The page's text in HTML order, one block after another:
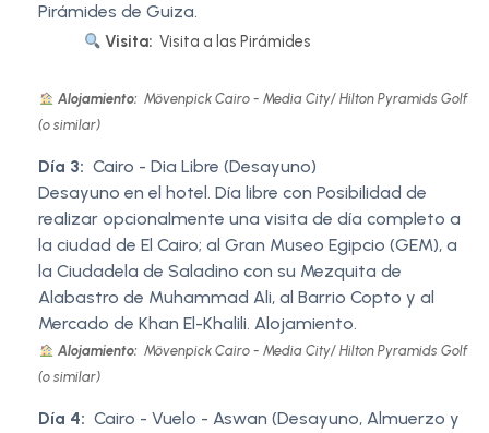
Pirámides de Guiza.
Visita: Visita a las Pirámides
Alojamiento: Mövenpick Cairo - Media City/ Hilton Pyramids Golf
(o similar)
Día 3: Cairo - Dia Libre (Desayuno)
Desayuno en el hotel. Día libre con Posibilidad de
realizar opcionalmente una visita de día completo a
la ciudad de El Cairo; al Gran Museo Egipcio (GEM), a
la Ciudadela de Saladino con su Mezquita de
Alabastro de Muhammad Ali, al Barrio Copto y al
Mercado de Khan El-Khalili. Alojamiento.
Alojamiento: Mövenpick Cairo - Media City/ Hilton Pyramids Golf
(o similar)
Día 4: Cairo - Vuelo - Aswan (Desayuno, Almuerzo y